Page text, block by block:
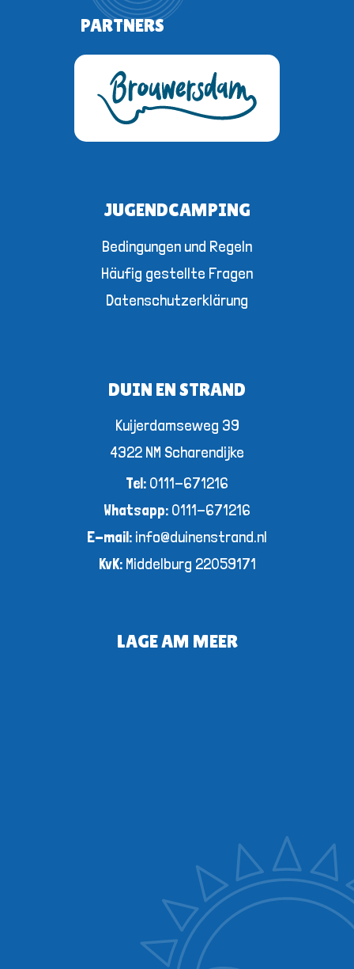
PARTNERS
JUGENDCAMPING
Bedingungen und Regeln
Häufig gestellte Fragen
Datenschutzerklärung
DUIN EN STRAND
Kuijerdamseweg 39
4322 NM Scharendijke
Tel: 0111-671216
Whatsapp: 0111-671216
E-mail: info@duinenstrand.nl
KvK: Middelburg 22059171
LAGE AM MEER